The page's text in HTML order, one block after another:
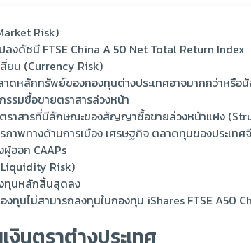
Risk)
ลงดัชนี FTSE China A 50 Net Total Return Index
ยน (Currency Risk)
าดหลักทรัพย์ของกองทุนต่างประเทศอาจมากกว่าหรื
รรมซื้อขายตราสารล่วงหน้า
ตราสารที่มีลักษณะของสัญญาซื้อขายล่วงหน้าแฝง
รภาพทางด้านการเมือง เศรษฐกิจ ตลาดทุนของประเท
ออก CAAPs
Risk)
งทุนหลักสิ้นสุดลง
งทุนไม่สามารถลงทุนในกองทุน iShares FTSE A50
นตราต่างประเทศ